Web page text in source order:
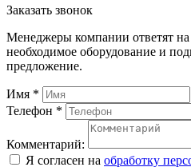
Заказать звонок
Менеджеры компании ответят
необходимое оборудование и
предложение.
Имя *
Телефон *
Комментарий:
Я согласен на обработку